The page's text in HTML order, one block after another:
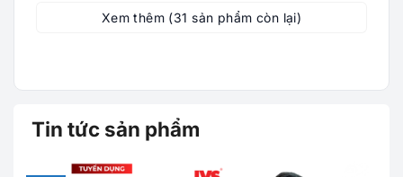
Xem thêm (31 sản phẩm còn lại)
Tin tức sản phẩm